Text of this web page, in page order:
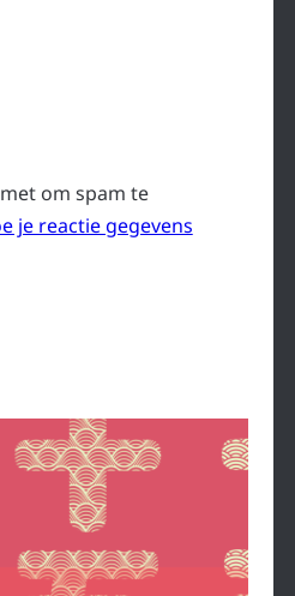
om spam te
je reactie gegevens